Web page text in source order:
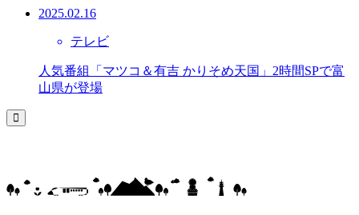
2025.02.16
テレビ
人気番組「マツコ＆有吉 かりそめ天国」2時間SPで富
山県が登場